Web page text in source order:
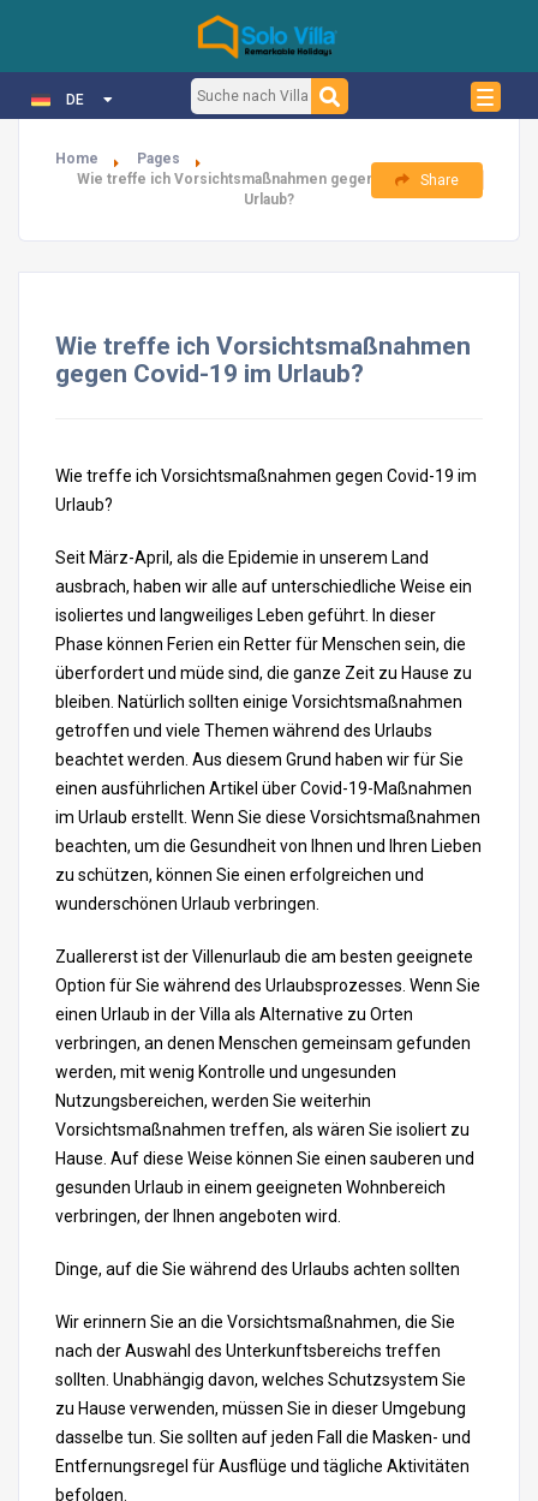
DE
Home
Pages
Wie treffe ich Vorsichtsmaßnahmen gegen Covid-19 im
Urlaub?
Share
Wie treffe ich Vorsichtsmaßnahmen
gegen Covid-19 im Urlaub?
Wie treffe ich Vorsichtsmaßnahmen gegen Covid-19 im
Urlaub?
Seit März-April, als die Epidemie in unserem Land
ausbrach, haben wir alle auf unterschiedliche Weise ein
isoliertes und langweiliges Leben geführt. In dieser
Phase können Ferien ein Retter für Menschen sein, die
überfordert und müde sind, die ganze Zeit zu Hause zu
bleiben. Natürlich sollten einige Vorsichtsmaßnahmen
getroffen und viele Themen während des Urlaubs
beachtet werden. Aus diesem Grund haben wir für Sie
einen ausführlichen Artikel über Covid-19-Maßnahmen
im Urlaub erstellt. Wenn Sie diese Vorsichtsmaßnahmen
beachten, um die Gesundheit von Ihnen und Ihren Lieben
zu schützen, können Sie einen erfolgreichen und
wunderschönen Urlaub verbringen.
Zuallererst ist der Villenurlaub die am besten geeignete
Option für Sie während des Urlaubsprozesses. Wenn Sie
einen Urlaub in der Villa als Alternative zu Orten
verbringen, an denen Menschen gemeinsam gefunden
werden, mit wenig Kontrolle und ungesunden
Nutzungsbereichen, werden Sie weiterhin
Vorsichtsmaßnahmen treffen, als wären Sie isoliert zu
Hause. Auf diese Weise können Sie einen sauberen und
gesunden Urlaub in einem geeigneten Wohnbereich
verbringen, der Ihnen angeboten wird.
Dinge, auf die Sie während des Urlaubs achten sollten
Wir erinnern Sie an die Vorsichtsmaßnahmen, die Sie
nach der Auswahl des Unterkunftsbereichs treffen
sollten. Unabhängig davon, welches Schutzsystem Sie
zu Hause verwenden, müssen Sie in dieser Umgebung
dasselbe tun. Sie sollten auf jeden Fall die Masken- und
Entfernungsregel für Ausflüge und tägliche Aktivitäten
befolgen.